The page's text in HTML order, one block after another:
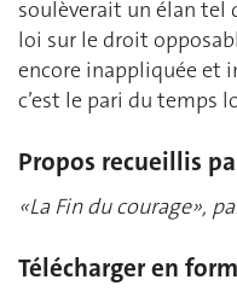
soulèverait un élan tel
loi sur le droit
encore inappliquée et
c’est le pari du temps
Propos recueillis
«La Fin du courage»,
Télécharger en